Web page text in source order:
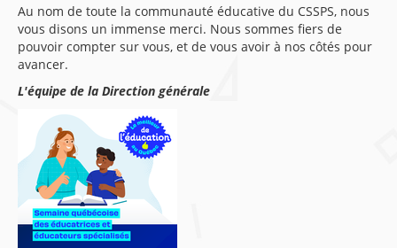
Au nom de toute la communauté éducative du CSSPS, nous
vous disons un immense merci. Nous sommes fiers de
pouvoir compter sur vous, et de vous avoir à nos côtés pour
avancer.
L'équipe de la Direction générale